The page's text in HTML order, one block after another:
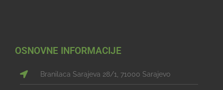
OSNOVNE INFORMACIJE
Branilaca Sarajeva 28/1, 71000 Sarajevo